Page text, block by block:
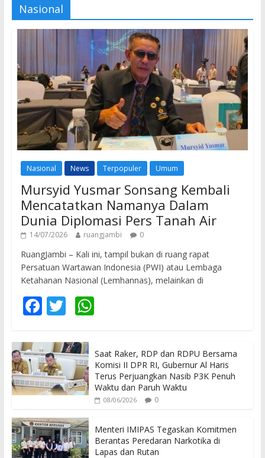
Nasional
Nasional News Terpopuler Umum
Mursyid Yusmar Sonsang Kembali
Mencatatkan Namanya Dalam
Dunia Diplomasi Pers Tanah Air
14/07/2026 ruangjambi 0
RuangJambi – Kali ini, tampil bukan di ruang rapat
Persatuan Wartawan Indonesia (PWI) atau Lembaga
Ketahanan Nasional (Lemhannas), melainkan di
F
e
b
o
o
k
T
itt
er
W
s
A
p
Saat Raker, RDP dan RDPU Bersama
Komisi II DPR RI, Gubernur Al Haris
Terus Perjuangkan Nasib P3K Penuh
Waktu dan Paruh Waktu
08/06/2026 0
Menteri IMIPAS Tegaskan Komitmen
Berantas Peredaran Narkotika di
Lapas dan Rutan